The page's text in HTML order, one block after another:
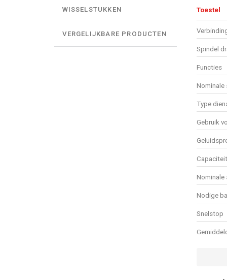
WISSELSTUKKEN
VERGELIJKBARE PRODUCTEN
Toestel
Spindel
Functies
Nominale
Type
Gebruik
Nominale
Nodige
Snelstop